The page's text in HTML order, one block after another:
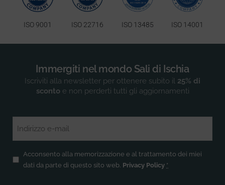
ISO 9001 ISO 22716 ISO 13485 ISO 14001
Immergiti nel mondo Sali di Ischia
Iscriviti alla newsletter per ottenere subito il 25% di
scontoe non perderti tutti gli aggiornamenti
Privacy(Obbligatorio)
Acconsento alla memorizzazione e al trattamento dei miei
dati da parte di questo sito web. Privacy Policy *